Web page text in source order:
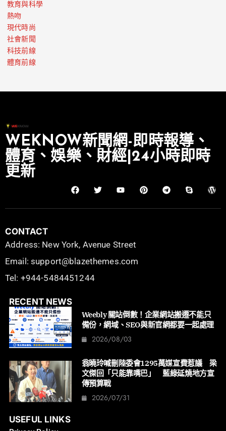
教育與科學
熱吻
現代時尚
社會新聞
科技前線
體育前線
WEKNOW新聞網-即時報導、
體育、娛樂、財經|24小時即時
更新
CONTACT
Address: New York, Avenue Street
Email: support@blazethemes.com
Tel: +944-5484451244
RECENT NEWS
Weebly 關站倒數！企業網站搬遷不能只
備份，網域、SEO與新官網都要一起處理
2026/08/03
翁曉玲喊刪陸委會1295萬媒宣費惹議 梁
文傑回「只能靠嘴巴」 藍綠延燒地方宣
傳預算戰
2026/07/31
USEFUL LINKS